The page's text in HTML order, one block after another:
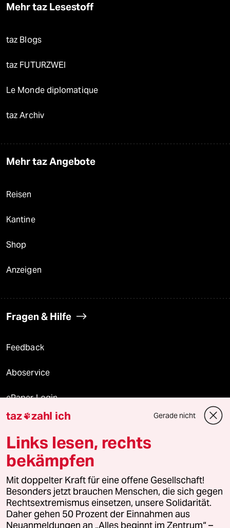
Mehr taz Lesestoff
taz Blogs
taz FUTURZWEI
Le Monde diplomatique
taz Archiv
Mehr taz Angebote
Reisen
Kantine
Shop
Anzeigen
Fragen & Hilfe
Feedback
Aboservice
ePaper Login
Downloads für Abonnierende
© 2026 taz Verlags und Vertriebs GmbH
Alle Rechte vorbehalten. Bei rechtlichen Fragen oder für Genehmigungen
wenden Sie sich bitte an
lizenzen@taz.de
Feedback Redaktionsstatut Kommune-Richtlinien
taz zahl ich Gerade nicht
Links lesen, rechts
bekämpfen
Mit doppelter Kraft für eine offene Gesellschaft!
Besonders jetzt brauchen Menschen, die sich gegen
Rechtsextremismus einsetzen, unsere Solidarität.
Daher gehen 50 Prozent der Einnahmen aus
Neuanmeldungen an „Alles beginnt im Zentrum“ –